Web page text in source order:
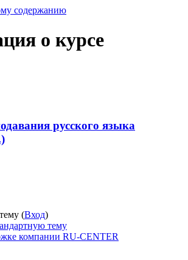
содержанию
о курсе
русского языка
(Вход)
тему
компании RU-CENTER